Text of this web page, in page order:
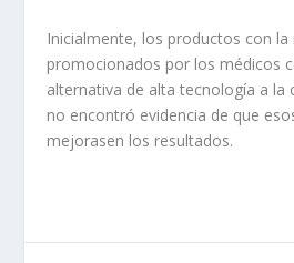
Inicialmente, los productos con
promocionados por los médicos
alternativa de alta tecnología a la
no encontró evidencia de que
mejorasen los resultados.